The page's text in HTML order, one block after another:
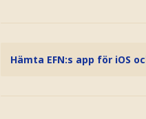
Hämta EFN:s app för iOS